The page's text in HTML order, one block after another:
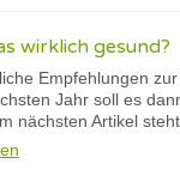
wirklich gesund?
Empfehlungen
Jahr soll es
nächsten Artikel